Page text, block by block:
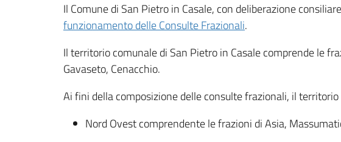
Il Comune di San Pietro in Casale, con deliberazione
funzionamento delle Consulte Frazionali.
Il territorio comunale di San Pietro in Casale comprende le
Gavaseto, Cenacchio.
Ai fini della composizione delle consulte frazionali, il
Nord Ovest comprendente le frazioni di Asia,